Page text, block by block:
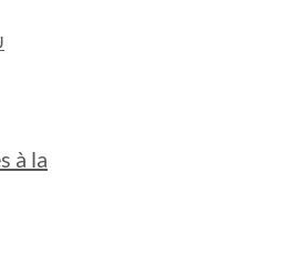
à la